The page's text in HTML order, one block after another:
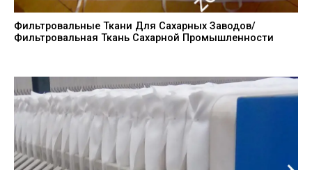
Фильтровальные Ткани Для Сахарных Заводов/
Фильтровальная Ткань Сахарной Промышленности